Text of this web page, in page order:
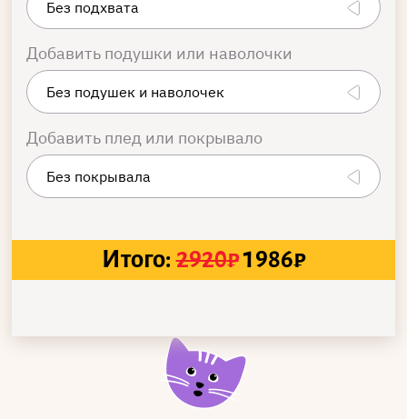
Добавить подушки или наволочки
Добавить плед или покрывало
Итого: 2920₽1986₽